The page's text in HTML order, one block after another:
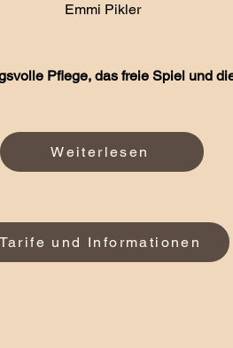
Emmi Pikler
Pflege, das freie Spiel und
Weiterlesen
Tarife und Informationen